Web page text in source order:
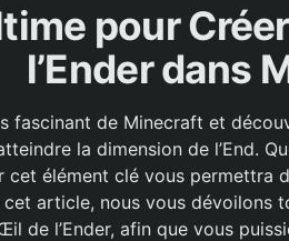
pour
l’Ender dans
fascinant de Minecraft et
la dimension de l’End.
cet élément clé vous permettra
article, nous vous dévoilons
de l’Ender, afin que vous